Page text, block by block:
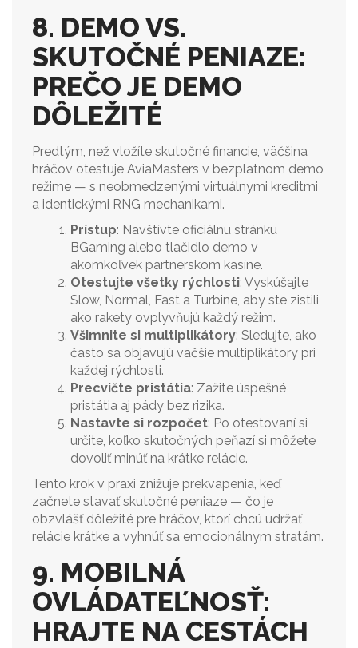
8. DEMO VS.
SKUTOČNÉ PENIAZE:
PREČO JE DEMO
DÔLEŽITÉ
Predtým, než vložíte skutočné financie, väčšina
hráčov otestuje AviaMasters v bezplatnom demo
režime — s neobmedzenými virtuálnymi kreditmi
a identickými RNG mechanikami.
Prístup: Navštívte oficiálnu stránku
BGaming alebo tlačidlo demo v
akomkoľvek partnerskom kasíne.
Otestujte všetky rýchlosti: Vyskúšajte
Slow, Normal, Fast a Turbine, aby ste zistili,
ako rakety ovplyvňujú každý režim.
Všimnite si multiplikátory: Sledujte, ako
často sa objavujú väčšie multiplikátory pri
každej rýchlosti.
Precvičte pristátia: Zažite úspešné
pristátia aj pády bez rizika.
Nastavte si rozpočet: Po otestovaní si
určite, koľko skutočných peňazí si môžete
dovoliť minúť na krátke relácie.
Tento krok v praxi znižuje prekvapenia, keď
začnete stavať skutočné peniaze — čo je
obzvlášť dôležité pre hráčov, ktorí chcú udržať
relácie krátke a vyhnúť sa emocionálnym stratám.
9. MOBILNÁ
OVLÁDATEĽNOSŤ:
HRAJTE NA CESTÁCH